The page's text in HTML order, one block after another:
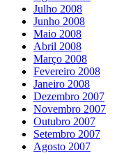
Julho 2008
Junho 2008
Maio 2008
Abril 2008
Março 2008
Fevereiro 2008
Janeiro 2008
Dezembro 2007
Novembro 2007
Outubro 2007
Setembro 2007
Agosto 2007